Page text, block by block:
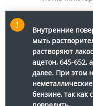
Внутренние
мыть
растворяют
ацетон, 645-652,
далее. При этом
бензине, так как